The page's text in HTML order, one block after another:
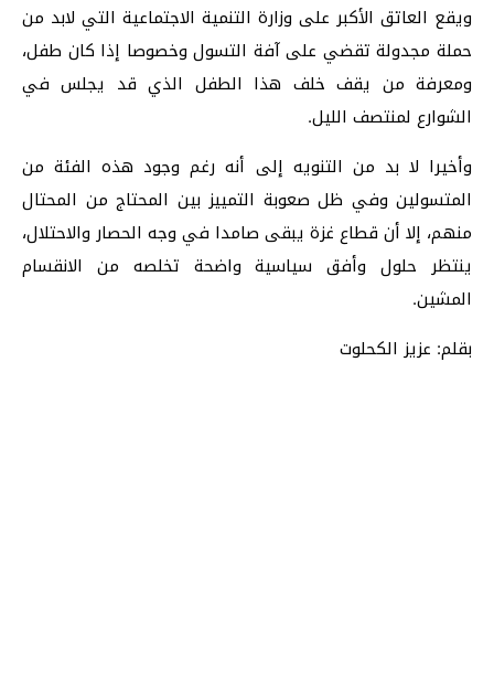
ويقع العاتق الأكبر على وزارة التنمية الاجتماعية التي لابد من
حملة مجدولة تقضي على آفة التسول وخصوصا إذا كان طفل،
ومعرفة من يقف خلف هذا الطفل الذي قد يجلس في
الشوارع لمنتصف الليل.
وأخيرا لا بد من التنويه إلى أنه رغم وجود هذه الفئة من
المتسولين وفي ظل صعوبة التمييز بين المحتاج من المحتال
منهم، إلا أن قطاع غزة يبقى صامدا في وجه الحصار والاحتلال،
ينتظر حلول وأفق سياسية واضحة تخلصه من الانقسام
المشين.
بقلم: عزيز الكحلوت